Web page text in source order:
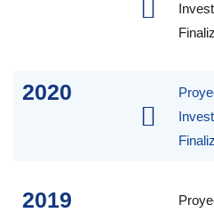
2020
2019